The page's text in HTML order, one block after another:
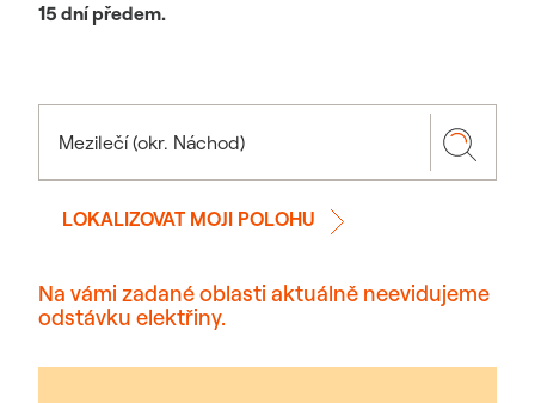
15 dní předem.
LOKALIZOVAT MOJI POLOHU
Na vámi zadané oblasti aktuálně neevidujeme
odstávku elektřiny.